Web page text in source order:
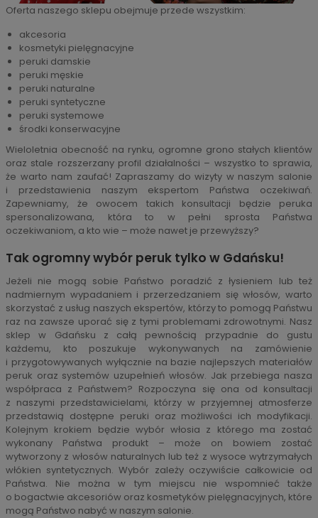
Oferta naszego sklepu obejmuje przede wszystkim:
akcesoria
kosmetyki pielęgnacyjne
peruki damskie
peruki męskie
peruki naturalne
peruki syntetyczne
peruki systemowe
środki konserwacyjne
Wieloletnia obecność na rynku, ogromne grono stałych klientów
oraz stale rozszerzany profil działalności – wszystko to sprawia,
że warto nam zaufać! Zapraszamy do wizyty w naszym salonie
i przedstawienia naszym ekspertom Państwa oczekiwań.
Zapewniamy, że owocem takich konsultacji będzie peruka
spersonalizowana, która to w pełni sprosta Państwa
oczekiwaniom, a kto wie – może nawet je przewyższy?
Tak ogromny wybór peruk tylko w Gdańsku!
Jeżeli nie mogą sobie Państwo poradzić z łysieniem lub też
nadmiernym wypadaniem i przerzedzaniem się włosów, warto
skorzystać z usług naszych ekspertów, którzy to pomogą Państwu
raz na zawsze uporać się z tymi problemami zdrowotnymi. Nasz
sklep w Gdańsku z całą pewnością przypadnie do gustu
każdemu, kto poszukuje wykonywanych na zamówienie
i przygotowywanych wyłącznie na bazie najlepszych materiałów
peruk oraz systemów uzupełnień włosów. Jak przebiega nasza
współpraca z Państwem? Rozpoczyna się ona od konsultacji
z naszymi przedstawicielami, którzy w przyjemnej atmosferze
przedstawią dostępne peruki oraz możliwości ich modyfikacji.
Kolejnym krokiem będzie wybór włosia z którego ma zostać
wykonany Państwa produkt – może on bowiem zostać
wytworzony z włosów naturalnych lub też z wysoce wytrzymałych
włókien syntetycznych. Wybór zależy oczywiście całkowicie od
Państwa. Nie można w tym miejscu nie wspomnieć także
o bogactwie akcesoriów oraz kosmetyków pielęgnacyjnych, które
mogą Państwo nabyć w naszym salonie.